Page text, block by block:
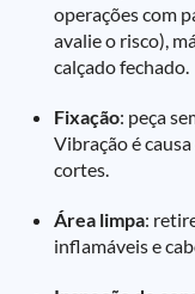
operações com
avalie o risco),
calçado fechado.
Fixação: peça
Vibração é
cortes.
Área limpa:
inflamáveis e